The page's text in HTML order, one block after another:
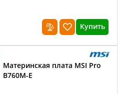
Купить
Материнская плата MSI Pro
B760M-E